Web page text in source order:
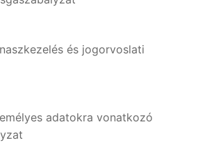
és jogorvoslati
adatokra vonatkozó